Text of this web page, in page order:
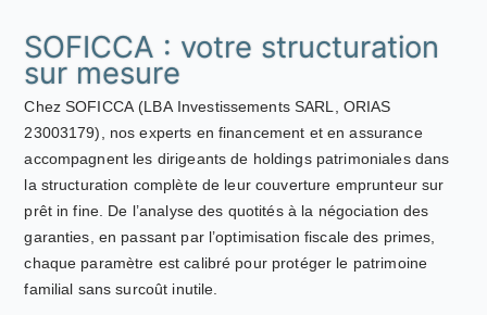
SOFICCA : votre structuration
sur mesure
Chez SOFICCA (LBA Investissements SARL, ORIAS
23003179), nos experts en financement et en assurance
accompagnent les dirigeants de holdings patrimoniales dans
la structuration complète de leur couverture emprunteur sur
prêt in fine. De l’analyse des quotités à la négociation des
garanties, en passant par l’optimisation fiscale des primes,
chaque paramètre est calibré pour protéger le patrimoine
familial sans surcoût inutile.